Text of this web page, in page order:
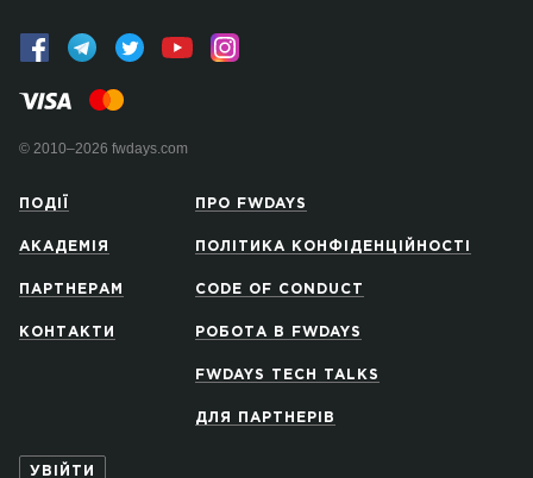
© 2010–2026 fwdays.com
ПОДІЇ
АКАДЕМІЯ
ПАРТНЕРАМ
КОНТАКТИ
ПРО FWDAYS
ПОЛІТИКА КОНФІДЕНЦІЙНОСТІ
CODE OF CONDUCT
РОБОТА В FWDAYS
FWDAYS TECH TALKS
ДЛЯ ПАРТНЕРІВ
УВІЙТИ